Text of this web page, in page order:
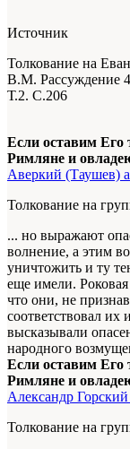
Источник
Толкование на
В.М. Рассуждение
Т.2. С.206
Если оставим Его
Римляне и
Аверкий (Таушев)
Толкование на
... но выражают
волнение, а этим
уничтожить и ту
еще имели.
что они, не
соответствовал
высказывали
народного
Если оставим Его
Римляне и
Александр
Толкование на